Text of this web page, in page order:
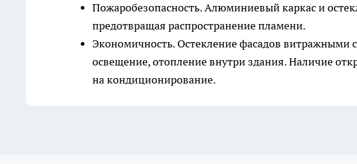
Пожаробезопасность. Алюминиевый каркас и
предотвращая распространение пламени.
Экономичность. Остекление фасадов витражными
освещение, отопление внутри здания. Наличие
на кондиционирование.